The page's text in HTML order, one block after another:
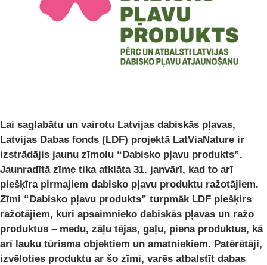
Lai saglabātu un vairotu Latvijas dabiskās pļavas,
Latvijas Dabas fonds (LDF) projektā LatViaNature ir
izstrādājis jaunu zīmolu “Dabisko pļavu produkts”.
Jaunradītā zīme tika atklāta 31. janvārī, kad to arī
piešķīra pirmajiem dabisko pļavu produktu ražotājiem.
Zīmi “Dabisko pļavu produkts” turpmāk LDF piešķirs
ražotājiem, kuri apsaimnieko dabiskās pļavas un ražo
produktus – medu, zāļu tējas, gaļu, piena produktus, kā
arī lauku tūrisma objektiem un amatniekiem. Patērētāji,
izvēloties produktu ar šo zīmi, varēs atbalstīt dabas